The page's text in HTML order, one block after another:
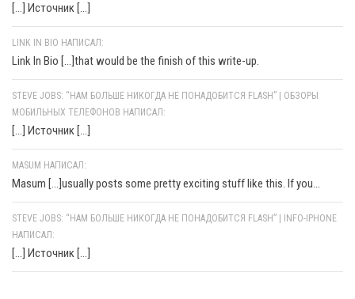
[…] Источник […]
LINK IN BIO НАПИСАЛ:
Link In Bio [...]that would be the finish of this write-up.
STEVE JOBS: “НАМ БОЛЬШЕ НИКОГДА НЕ ПОНАДОБИТСЯ FLASH” | ОБЗОРЫ
МОБИЛЬНЫХ ТЕЛЕФОНОВ НАПИСАЛ:
[…] Источник […]
MASUM НАПИСАЛ:
Masum [...]usually posts some pretty exciting stuff like this. If you...
STEVE JOBS: “НАМ БОЛЬШЕ НИКОГДА НЕ ПОНАДОБИТСЯ FLASH” | INFO-IPHONE
НАПИСАЛ:
[…] Источник […]